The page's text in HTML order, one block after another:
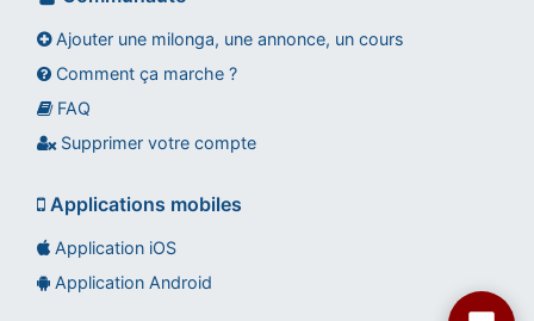
Ajouter une milonga, une annonce, un cours
Comment ça marche ?
FAQ
Supprimer votre compte
Applications mobiles
Application iOS
Application Android
Assistant tango-argentin.fr
Questions sur les milongas, cours et stages